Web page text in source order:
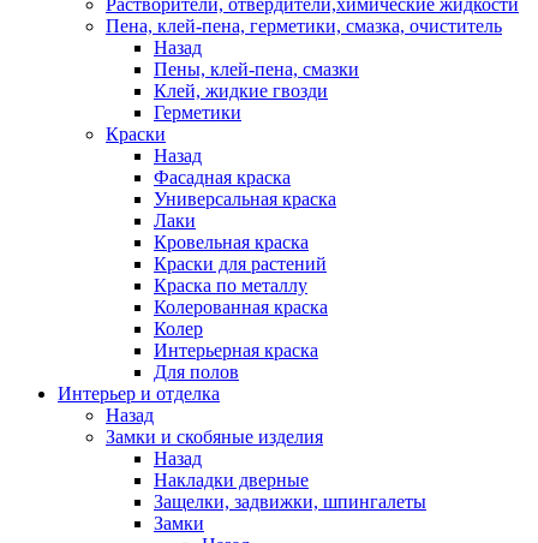
Растворители, отвердители,химические жидкости
Пена, клей-пена, герметики, смазка, очиститель
Назад
Пены, клей-пена, смазки
Клей, жидкие гвозди
Герметики
Краски
Назад
Фасадная краска
Универсальная краска
Лаки
Кровельная краска
Краски для растений
Краска по металлу
Колерованная краска
Колер
Интерьерная краска
Для полов
Интерьер и отделка
Назад
Замки и скобяные изделия
Назад
Накладки дверные
Защелки, задвижки, шпингалеты
Замки